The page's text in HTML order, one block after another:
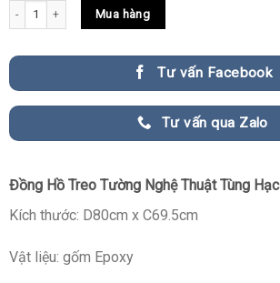
Đồng Hồ Treo Tường Tùng Hạc Nghệ Thuật quantity
Mua hàng
Tư vấn Facebook
Tư vấn qua Zalo
Đồng Hồ Treo Tường Nghệ Thuật Tùng Hạc
Kích thước: D80cm x C69.5cm
Vật liệu: gốm Epoxy